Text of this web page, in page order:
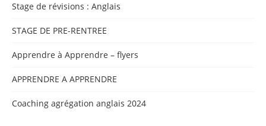
Stage de révisions : Anglais
STAGE DE PRE-RENTREE
Apprendre à Apprendre – flyers
APPRENDRE A APPRENDRE
Coaching agrégation anglais 2024